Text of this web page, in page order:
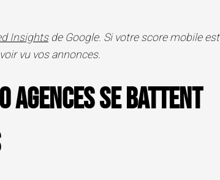
Insightsde Google. Si votre score mobile est
vu vos annonces.
agences se battent